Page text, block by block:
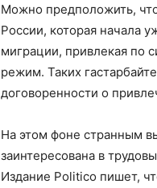
Можно предположить,
России, которая начала
миграции, привлекая по
режим. Таких
договоренности о
На этом фоне странным
заинтересована в
Издание Politico пишет,